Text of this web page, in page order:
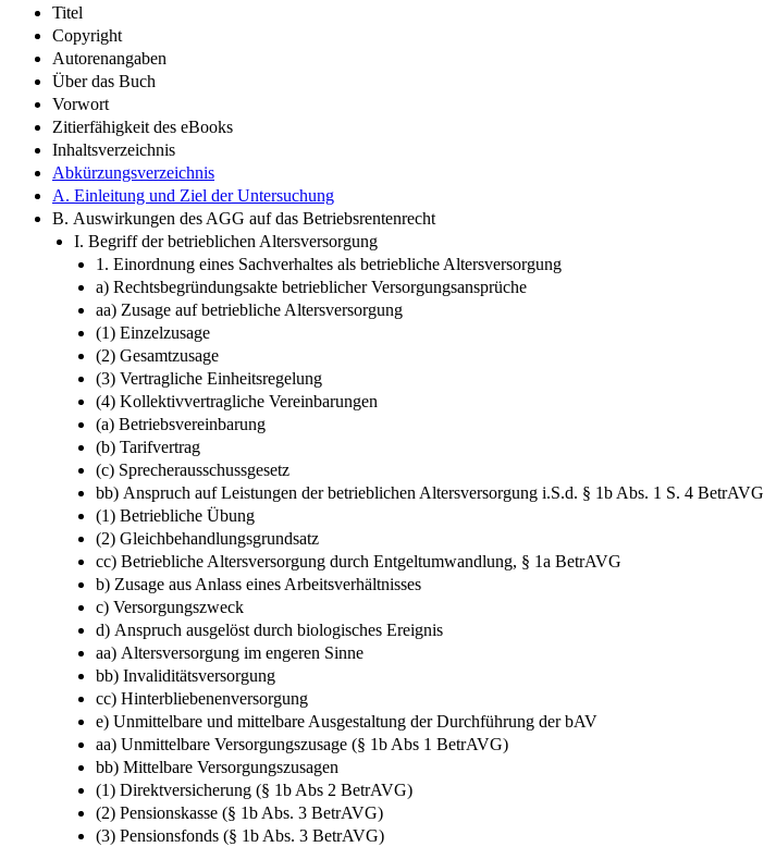
Titel
Copyright
Autorenangaben
Über das Buch
Vorwort
Zitierfähigkeit des eBooks
Inhaltsverzeichnis
Abkürzungsverzeichnis
A. Einleitung und Ziel der Untersuchung
B. Auswirkungen des AGG auf das Betriebsrentenrecht
I. Begriff der betrieblichen Altersversorgung
1. Einordnung eines Sachverhaltes als betriebliche Altersversorgung
a) Rechtsbegründungsakte betrieblicher Versorgungsansprüche
aa) Zusage auf betriebliche Altersversorgung
(1) Einzelzusage
(2) Gesamtzusage
(3) Vertragliche Einheitsregelung
(4) Kollektivvertragliche Vereinbarungen
(a) Betriebsvereinbarung
(b) Tarifvertrag
(c) Sprecherausschussgesetz
bb) Anspruch auf Leistungen der betrieblichen Altersversorgung i.S.d. § 1b Abs. 1 S. 4 BetrAVG
(1) Betriebliche Übung
(2) Gleichbehandlungsgrundsatz
cc) Betriebliche Altersversorgung durch Entgeltumwandlung, § 1a BetrAVG
b) Zusage aus Anlass eines Arbeitsverhältnisses
c) Versorgungszweck
d) Anspruch ausgelöst durch biologisches Ereignis
aa) Altersversorgung im engeren Sinne
bb) Invaliditätsversorgung
cc) Hinterbliebenenversorgung
e) Unmittelbare und mittelbare Ausgestaltung der Durchführung der bAV
aa) Unmittelbare Versorgungszusage (§ 1b Abs 1 BetrAVG)
bb) Mittelbare Versorgungszusagen
(1) Direktversicherung (§ 1b Abs 2 BetrAVG)
(2) Pensionskasse (§ 1b Abs. 3 BetrAVG)
(3) Pensionsfonds (§ 1b Abs. 3 BetrAVG)